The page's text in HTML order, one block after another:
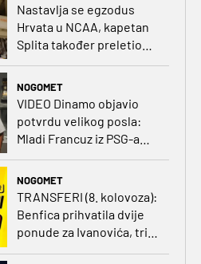
Nastavlja se egzodus
Hrvata u NCAA, kapetan
Splita također preletio
Atlantik
NOGOMET
VIDEO Dinamo objavio
potvrdu velikog posla:
Mladi Francuz iz PSG-a
NOGOMET
TRANSFERI (8. kolovoza):
Benfica prihvatila dvije
ponude za Ivanovića, tri